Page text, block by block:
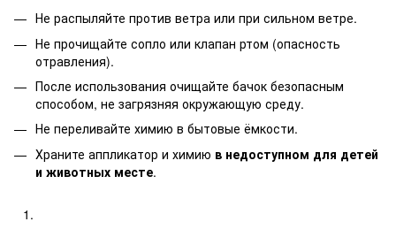
Не распыляйте против ветра или при сильном ветре.
Не прочищайте сопло или клапан ртом (опасность
отравления).
После использования очищайте бачок безопасным
способом, не загрязняя окружающую среду.
Не переливайте химию в бытовые ёмкости.
Храните аппликатор и химию в недоступном для детей
и животных месте.